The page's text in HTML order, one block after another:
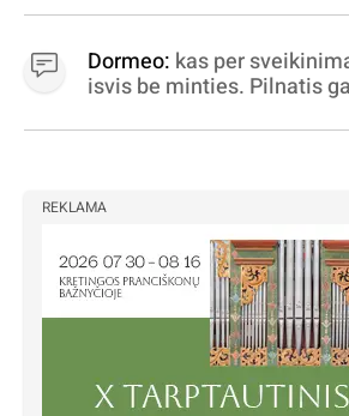
Dormeo: kas per
isvis be minties. Pilnatis
REKLAMA